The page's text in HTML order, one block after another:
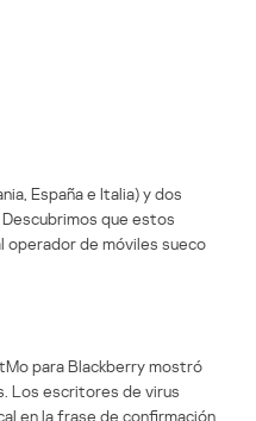
España e Italia) y dos
que estos
de móviles sueco
para Blackberry mostró
Los escritores de virus
en la frase de confirmación